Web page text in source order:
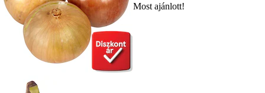
Most ajánlott!